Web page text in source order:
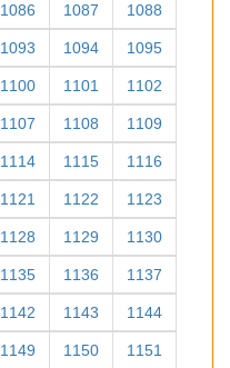
1086 1087 1088
1093 1094 1095
1100 1101 1102
1107 1108 1109
1114 1115 1116
1121 1122 1123
1128 1129 1130
1135 1136 1137
1142 1143 1144
1149 1150 1151